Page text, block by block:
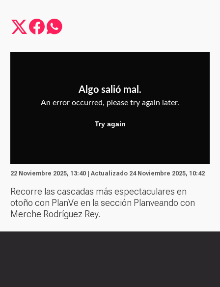
22 Noviembre 2025, 13:40 | Actualizado 24 Noviembre 2025, 10:42
Recorre las cascadas más espectaculares en
otoño con PlanVe en la sección Planveando con
Merche Rodríguez Rey.